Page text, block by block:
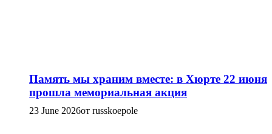
Память мы храним вместе: в Хюрте 22 июня
прошла мемориальная акция
23 June 2026от russkoepole